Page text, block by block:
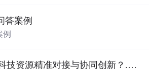
答案例
例
园区如何推动科技资源精准对接与协同创新？.docx